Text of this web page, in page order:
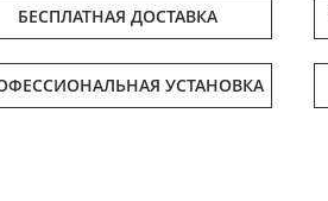
БЕСПЛАТНАЯ ДОСТАВКА
УСТАНОВКА